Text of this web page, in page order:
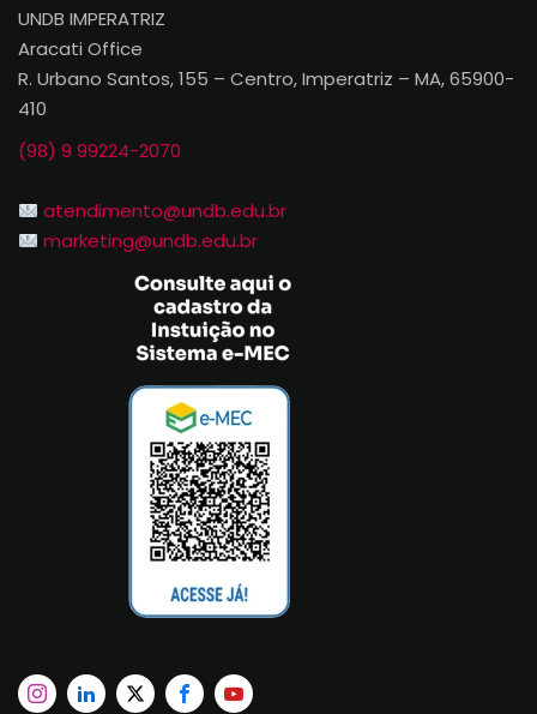
UNDB IMPERATRIZ
Aracati Office
R. Urbano Santos, 155 – Centro, Imperatriz – MA, 65900-
410
(98) 9 99224-2070
atendimento@undb.edu.br
marketing@undb.edu.br